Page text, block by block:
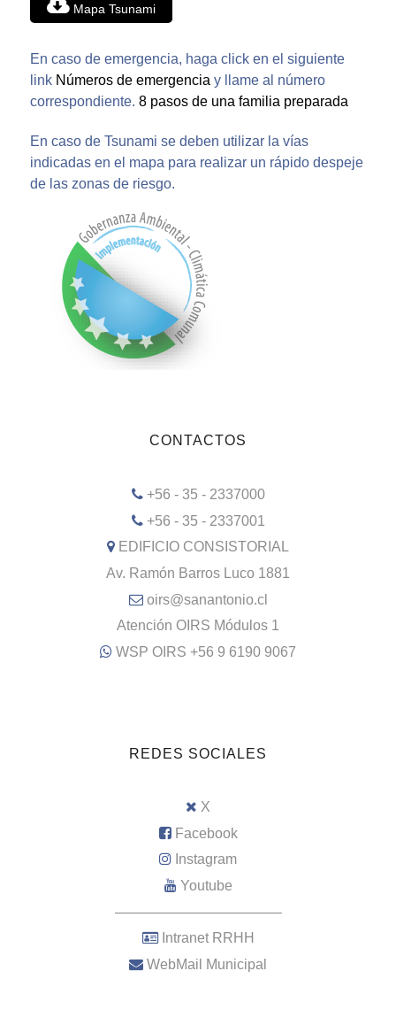
Mapa Tsunami
En caso de emergencia, haga click en el siguiente
link Números de emergencia y llame al número
correspondiente. 8 pasos de una familia preparada
En caso de Tsunami se deben utilizar la vías
indicadas en el mapa para realizar un rápido despeje
de las zonas de riesgo.
CONTACTOS
+56 - 35 - 2337000
+56 - 35 - 2337001
EDIFICIO CONSISTORIAL
Av. Ramón Barros Luco 1881
oirs@sanantonio.cl
Atención OIRS Módulos 1
WSP OIRS +56 9 6190 9067
REDES SOCIALES
X
Facebook
Instagram
Youtube
–––––––––––––––––––––
Intranet RRHH
WebMail Municipal